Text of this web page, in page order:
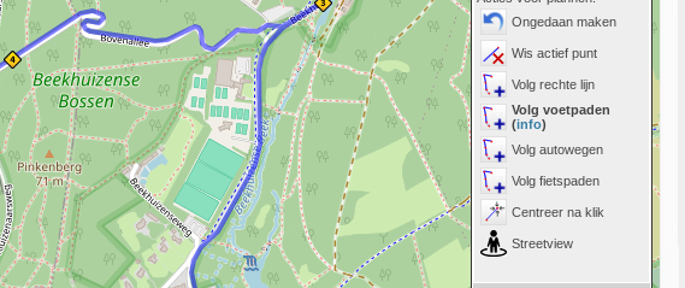
Ongedaan maken
Wis actief punt
Volg rechte lijn
Volg voetpaden
(info)
Volg autowegen
Volg fietspaden
Centreer na klik
Streetview